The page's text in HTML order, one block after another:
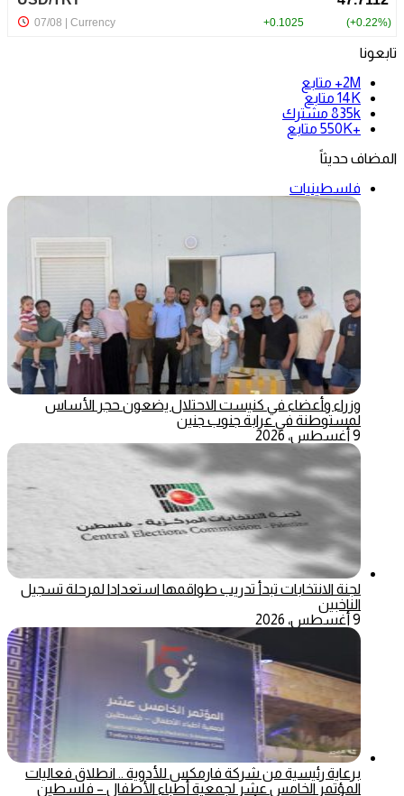
تابعونا
2M+
متابع
14K متابع
835k مشترك
+550K
متابع
المضاف حديثاً
فلسطينيات
وزراء وأعضاء في كنيست الاحتلال يضعون حجر الأساس
لمستوطنة في عرابة جنوب جنين
9 أغسطس، 2026
لجنة الانتخابات تبدأ تدريب طواقمها استعدادا لمرحلة تسجيل
الناخبين
9 أغسطس، 2026
برعاية رئيسية من شركة فارمكس للأدوية .. انطلاق فعاليات
المؤتمر الخامس عشر لجمعية أطباء الأطفال – فلسطين